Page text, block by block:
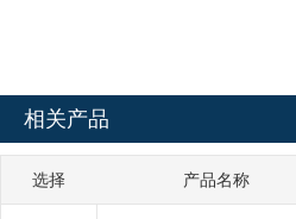
相关产品
选择 产品名称